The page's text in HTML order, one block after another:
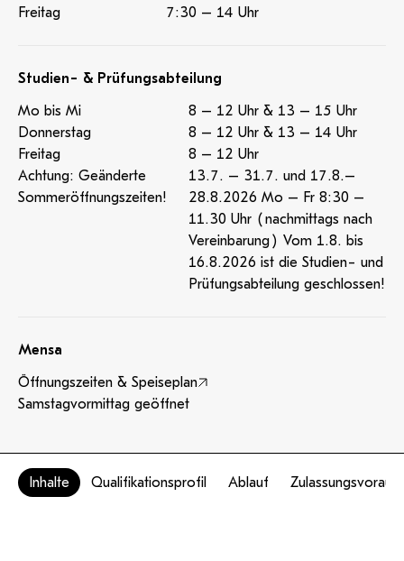
Inhalte Qualifikationsprofil Ablauf
Freitag
7:30 – 14 Uhr
Studien- & Prüfungsabteilung
Mo bis Mi
8 – 12 Uhr & 13 – 15 Uhr
Donnerstag
8 – 12 Uhr & 13 – 14 Uhr
Freitag
8 – 12 Uhr
Achtung: Geänderte
Sommeröffnungszeiten!
13.7. – 31.7. und 17.8.–
28.8.2026 Mo – Fr 8:30 –
11.30 Uhr (nachmittags nach
Vereinbarung) Vom 1.8. bis
16.8.2026 ist die Studien- und
Prüfungsabteilung geschlossen!
Mensa
Öffnungszeiten & Speiseplan
Samstagvormittag geöffnet